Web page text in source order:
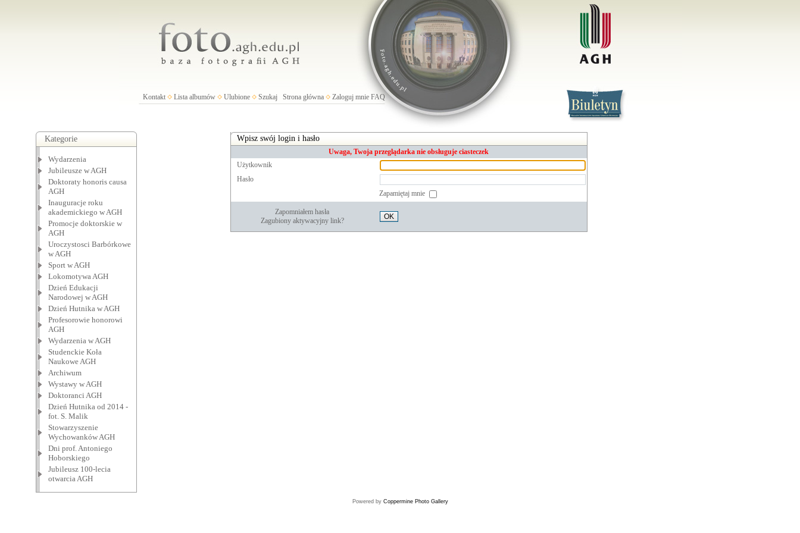
Kontakt Lista albumów Ulubione Szukaj Strona główna Zaloguj mnie FAQ
Kategorie
Wydarzenia
Jubileusze w AGH
Doktoraty honoris causa
AGH
Inauguracje roku
akademickiego w AGH
Promocje doktorskie w
AGH
Uroczystosci Barbórkowe
w AGH
Sport w AGH
Lokomotywa AGH
Dzień Edukacji
Narodowej w AGH
Dzień Hutnika w AGH
Profesorowie honorowi
AGH
Wydarzenia w AGH
Studenckie Koła
Naukowe AGH
Archiwum
Wystawy w AGH
Doktoranci AGH
Dzień Hutnika od 2014 -
fot. S. Malik
Stowarzyszenie
Wychowanków AGH
Dni prof. Antoniego
Hoborskiego
Jubileusz 100-lecia
otwarcia AGH
Wpisz swój login i hasło
Uwaga, Twoja przeglądarka nie obsługuje ciasteczek
Użytkownik
Hasło
Zapamiętaj mnie
Zapomniałem hasła
Zagubiony aktywacyjny link?
OK
Powered by Coppermine Photo Gallery